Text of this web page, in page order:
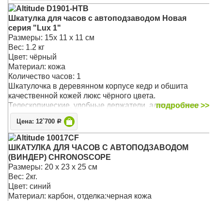
Замок повышенной секретности
Циклический режим: 6 минут движения - 30 минут
перерыв - 6 минут движения; Изменение направления
движения в каждом интервале.
Непрерывный режим: 30 минут движения - изменение
направления движения - 30 движения.
Вращений за сутки: 650-800-900-1800.
Изменение направления: по часовой стрелке, против
часовой стрелки, и в обоих направлениях;
Sleep Phase: ежедневный 10-часовой перерыв
скорость вращения : непрерывное вращение в течение
1 часа.
Работа от сети
Бесшумная работа
Производство Германия
Подарочная упаковка
Altitude D1901-HTB
Шкатулка для часов с автоподзаводом Новая
серия "Lux 1"
Размеры: 15х 11 х 11 см
Вес: 1.2 кг
Цвет: чёрный
Материал: кожа
Количество часов: 1
Шкатулочка в деревянном корпусе кедр и обшита
качественной кожей люкс чёрного цвета.
Телескопические, удобные держатели, алюминиевое
обрамление, шлифованный металл, регулировки
направление вращения
Работает от двух батареек класса C.
Идеально подходит для автоподзавода большинства
механических часов
Возможность выбора пользовательского режима и
регулировка количества оборотов
Подушечка и держатель - универсальные, размер
регулируется под конкретные часы.
подробнее >>
Цена: 12`700 Р
Altitude 10017CF
ШКАТУЛКА ДЛЯ ЧАСОВ С АВТОПОДЗАВОДОМ
(ВИНДЕР) CHRONOSCOPE
Размеры: 20 х 23 х 25 см
Вес: 2кг.
Цвет: синий
Материал: карбон, отделка:черная кожа